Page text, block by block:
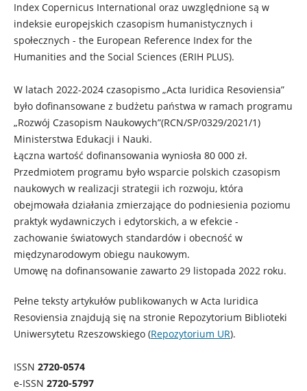
Index Copernicus International oraz uwzględnione są w
indeksie europejskich czasopism humanistycznych i
społecznych - the European Reference Index for the
Humanities and the Social Sciences (ERIH PLUS).
W latach 2022-2024 czasopismo „Acta Iuridica Resoviensia”
było dofinansowane z budżetu państwa w ramach programu
„Rozwój Czasopism Naukowych”(RCN/SP/0329/2021/1)
Ministerstwa Edukacji i Nauki.
Łączna wartość dofinansowania wyniosła 80 000 zł.
Przedmiotem programu było wsparcie polskich czasopism
naukowych w realizacji strategii ich rozwoju, która
obejmowała działania zmierzające do podniesienia poziomu
praktyk wydawniczych i edytorskich, a w efekcie -
zachowanie światowych standardów i obecność w
międzynarodowym obiegu naukowym.
Umowę na dofinansowanie zawarto 29 listopada 2022 roku.
Pełne teksty artykułów publikowanych w Acta Iuridica
Resoviensia znajdują się na stronie Repozytorium Biblioteki
Uniwersytetu Rzeszowskiego (Repozytorium UR).
ISSN 2720-0574
e-ISSN 2720-5797